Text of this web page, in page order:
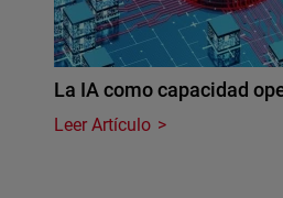
La IA como capacidad
Leer Artículo